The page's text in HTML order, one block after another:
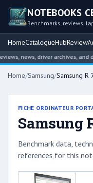
NOTEBOOKS
Benchmarks, reviews,
HomeCatalogueHubReview
news, driver archives, and
Home/Samsung/Samsung R
FICHE ORDINATEUR
Samsung
Benchmark data,
references for this